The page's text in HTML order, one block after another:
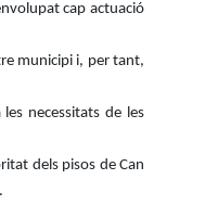
cap actuació
municipi i, per tant,
necessitats de les
dels pisos de Can